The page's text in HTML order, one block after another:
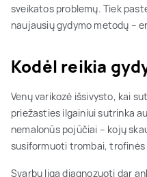
sveikatos problemų. Tiek
naujausių gydymo metodų –
Kodėl reikia
Venų varikozė išsivysto, kai
priežasties ilgainiui sutrinka
nemalonūs pojūčiai – kojų
susiformuoti trombai, trofinės
Svarbu ligą diagnozuoti dar